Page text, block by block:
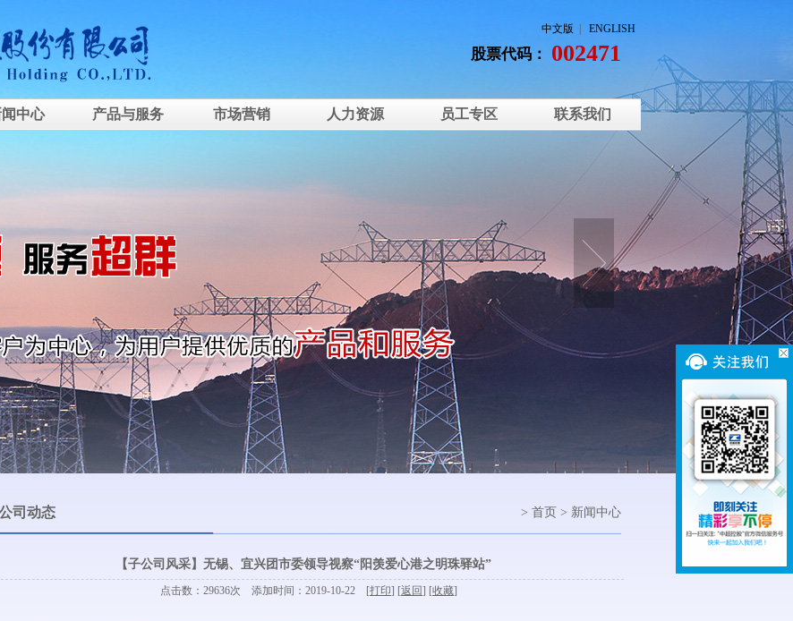
中文版 ENGLISH
股票代码： 002471
中心 产品与服务 市场营销 人力资源 员工专区 联系我们
司动态 > 首页 > 新闻中心
【子公司风采】无锡、宜兴团市委领导视察“阳羡爱心港之明珠驿站”
点击数：29636次 添加时间：2019-10-22 [打印] [返回] [收藏]